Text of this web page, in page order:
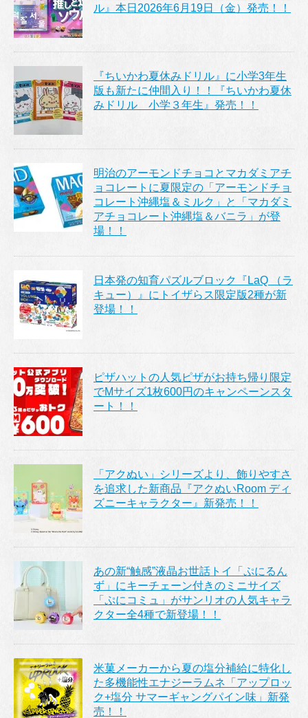
ル』本日2026年6月19日（金）発売！！
『ちいかわ夏休みドリル』に小学3年生
版も新たに仲間入り！！『ちいかわ夏休
みドリル 小学３年生』発売！！
明治のアーモンドチョコとマカダミアチ
ョコレートに夏限定の「アーモンドチョ
コレート沖縄塩＆ミルク」と「マカダミ
アチョコレート沖縄塩＆バニラ」が登
場！！
日本発の知育パズルブロック『LaQ （ラ
キュー）』にトイザらス限定版2種が新
登場！！
ピザハットの人気ピザがお持ち帰り限定
でMサイズ1枚600円のキャンペーンスタ
ート！！
「アクぬい」シリーズより、飾りやすさ
を追求した新商品『アクぬいRoom ディ
ズニーキャラクター』新発売！！
あの新“触感”液晶お世話トイ「ぷにるん
ず」にキーチェーン付きのミニサイズ
「ぷにコミュ」がサンリオの人気キャラ
クター全4種で新登場！！
米菓メーカーから夏の塩分補給に特化し
た多機能性エナジーラムネ「アップロッ
ク+塩分 サマーギャングパイン味」新発
売！！